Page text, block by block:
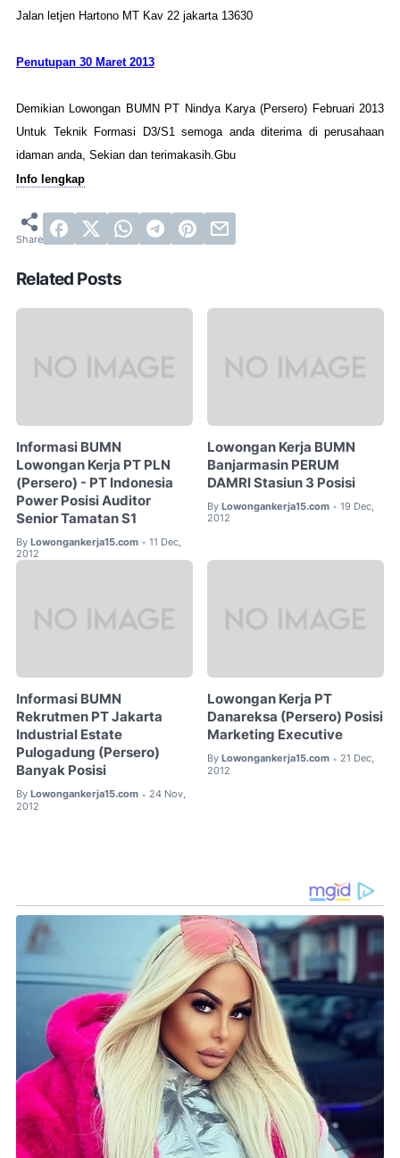
Jalan letjen Hartono MT Kav 22 jakarta 13630
Penutupan 30 Maret 2013
Demikian Lowongan BUMN PT Nindya Karya (Persero) Februari 2013
Untuk Teknik Formasi D3/S1 semoga anda diterima di perusahaan
idaman anda, Sekian dan terimakasih.Gbu
Info lengkap
Related Posts
Informasi BUMN
Lowongan Kerja PT PLN
(Persero) - PT Indonesia
Power Posisi Auditor
Senior Tamatan S1
By Lowongankerja15.com • 11 Dec,
2012
Lowongan Kerja BUMN
Banjarmasin PERUM
DAMRI Stasiun 3 Posisi
By Lowongankerja15.com • 19 Dec,
2012
Informasi BUMN
Rekrutmen PT Jakarta
Industrial Estate
Pulogadung (Persero)
Banyak Posisi
By Lowongankerja15.com • 24 Nov,
2012
Lowongan Kerja PT
Danareksa (Persero) Posisi
Marketing Executive
By Lowongankerja15.com • 21 Dec,
2012